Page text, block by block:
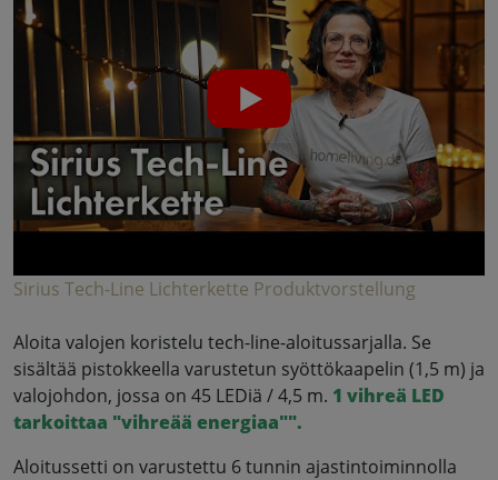
Sirius Tech-Line Lichterkette Produktvorstellung
Aloita valojen koristelu tech-line-aloitussarjalla. Se
sisältää pistokkeella varustetun syöttökaapelin (1,5 m) ja
valojohdon, jossa on 45 LEDiä / 4,5 m. 1 vihreä LED
tarkoittaa "vihreää energiaa"".
Aloitussetti on varustettu 6 tunnin ajastintoiminnolla